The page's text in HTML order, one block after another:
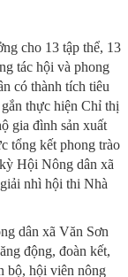
cho 13 tập thể, 13
tác hội và phong
có thành tích tiêu
thực hiện Chỉ thị
gia đình sản xuất
tổng kết phong trào
Hội Nông dân xã
nhì hội thi Nhà
dân xã Văn Sơn
động, đoàn kết,
bộ, hội viên nông